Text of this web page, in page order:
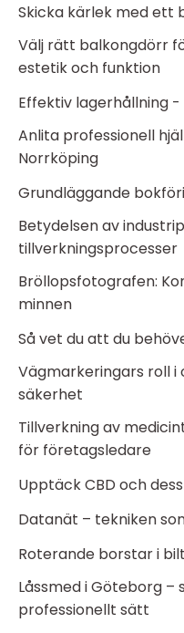
Skicka kärlek med ett
Välj rätt balkongdörr
estetik och funktion
Effektiv lagerhållning
Anlita professionell
Norrköping
Grundläggande
Betydelsen av
tillverkningsprocesser
Bröllopsfotografen:
minnen
Så vet du att du
Vägmarkeringars roll
säkerhet
Tillverkning av
för företagsledare
Upptäck CBD och
Datanät – tekniken
Roterande borstar i
Låssmed i Göteborg
professionellt sätt